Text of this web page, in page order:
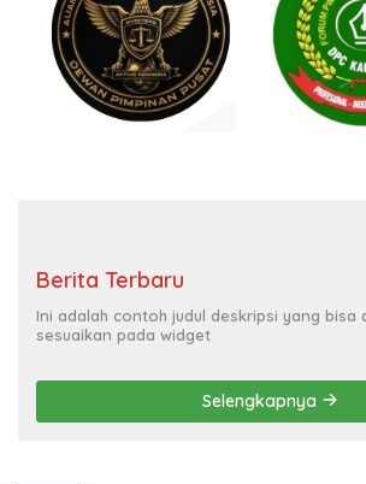
Berita Terbaru
Ini adalah contoh judul deskripsi yang bisa
sesuaikan pada widget
Selengkapnya